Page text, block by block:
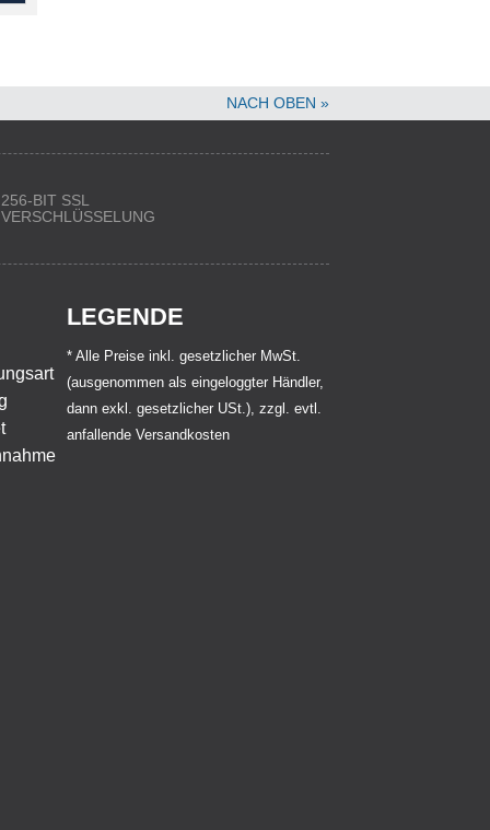
NACH OBEN »
256-BIT SSL
VERSCHLÜSSELUNG
LEGENDE
* Alle Preise inkl. gesetzlicher MwSt.
(ausgenommen als eingeloggter Händler,
dann exkl. gesetzlicher USt.), zzgl. evtl.
anfallende Versandkosten